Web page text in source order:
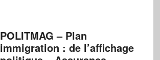
POLITMAG – Plan
immigration : de l’affichage